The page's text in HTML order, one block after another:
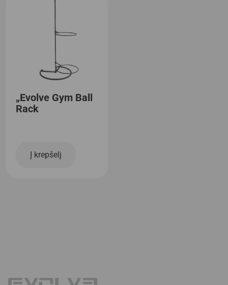
„Evolve Gym Ball
Rack
Į krepšelį